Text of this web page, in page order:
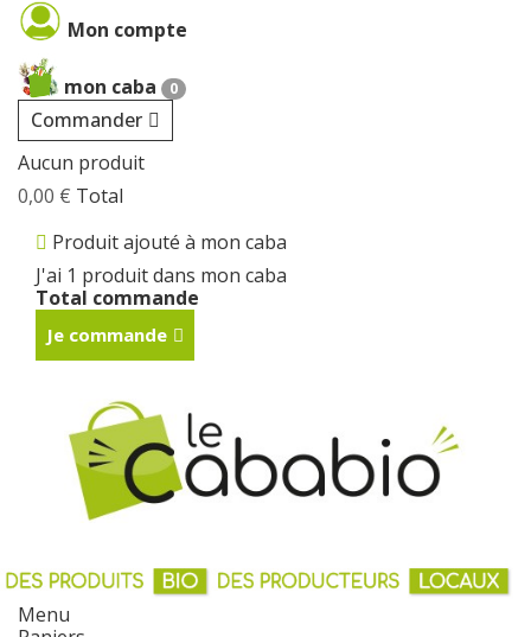
Mon compte
mon caba 0
Commander
Aucun produit
0,00 € Total
Produit ajouté à mon caba
J'ai 1 produit dans mon caba
Total commande
Je commande
Menu
Cookies management panel